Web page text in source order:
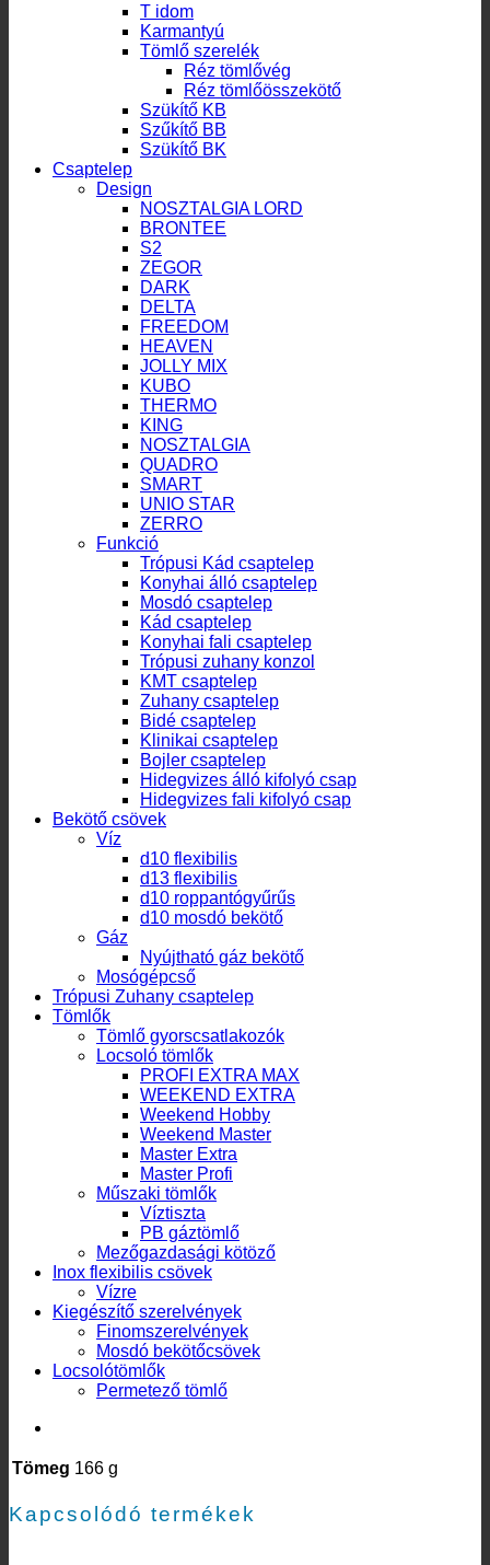
T idom
Karmantyú
Tömlő szerelék
Réz tömlővég
Réz tömlőösszekötő
Szükítő KB
Szűkítő BB
Szükítő BK
Csaptelep
Design
NOSZTALGIA LORD
BRONTEE
S2
ZEGOR
DARK
DELTA
FREEDOM
HEAVEN
JOLLY MIX
KUBO
THERMO
KING
NOSZTALGIA
QUADRO
SMART
UNIO STAR
ZERRO
Funkció
Trópusi Kád csaptelep
Konyhai álló csaptelep
Mosdó csaptelep
Kád csaptelep
Konyhai fali csaptelep
Trópusi zuhany konzol
KMT csaptelep
Zuhany csaptelep
Bidé csaptelep
Klinikai csaptelep
Bojler csaptelep
Hidegvizes álló kifolyó csap
Hidegvizes fali kifolyó csap
Bekötő csövek
Víz
d10 flexibilis
d13 flexibilis
d10 roppantógyűrűs
d10 mosdó bekötő
Gáz
Nyújtható gáz bekötő
Mosógépcső
Trópusi Zuhany csaptelep
Tömlők
Tömlő gyorscsatlakozók
Locsoló tömlők
PROFI EXTRA MAX
WEEKEND EXTRA
Weekend Hobby
Weekend Master
Master Extra
Master Profi
Műszaki tömlők
Víztiszta
PB gáztömlő
Mezőgazdasági kötöző
Inox flexibilis csövek
Vízre
Kiegészítő szerelvények
Finomszerelvények
Mosdó bekötőcsövek
Locsolótömlők
Permetező tömlő
Tömeg 166 g
Kapcsolódó termékek